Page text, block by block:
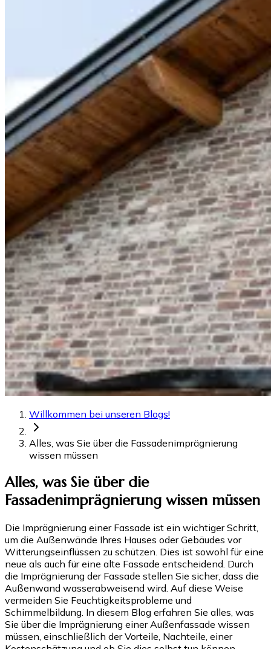
Willkommen bei unseren Blogs!
Alles, was Sie über die Fassadenimprägnierung
wissen müssen
Alles, was Sie über die
Fassadenimprägnierung wissen müssen
Die Imprägnierung einer Fassade ist ein wichtiger Schritt,
um die Außenwände Ihres Hauses oder Gebäudes vor
Witterungseinflüssen zu schützen. Dies ist sowohl für eine
neue als auch für eine alte Fassade entscheidend. Durch
die Imprägnierung der Fassade stellen Sie sicher, dass die
Außenwand wasserabweisend wird. Auf diese Weise
vermeiden Sie Feuchtigkeitsprobleme und
Schimmelbildung. In diesem Blog erfahren Sie alles, was
Sie über die Imprägnierung einer Außenfassade wissen
müssen, einschließlich der Vorteile, Nachteile, einer